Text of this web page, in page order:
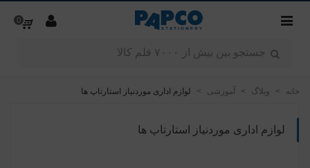
0
خانه > وبلاگ > آموزشی > لوازم اداری موردنیاز استارتاپ ها
لوازم اداری موردنیاز استارتاپ ها